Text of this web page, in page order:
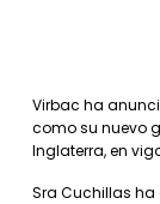
Virbac ha
como su nuevo
Inglaterra, en
Sra Cuchillas ha